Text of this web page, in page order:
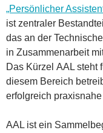
„Persönlicher
ist zentraler
das an der
in Zusammenarbeit
Das Kürzel AAL steht
diesem Bereich
erfolgreich
AAL ist ein